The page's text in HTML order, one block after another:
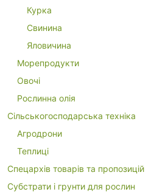
Курка
Свинина
Яловичина
Морепродукти
Овочі
Рослинна олія
Сільськогосподарська техніка
Агродрони
Теплиці
Спецархів товарів та пропозицій
Субстрати і грунти для рослин